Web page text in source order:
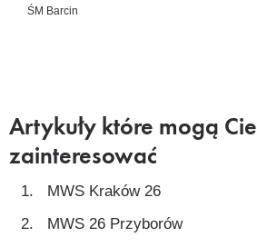
ŚM Barcin
Artykuły które mogą Cie
zainteresować
MWS Kraków 26
MWS 26 Przyborów